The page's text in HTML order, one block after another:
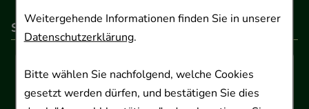
Weitergehende Informationen finden Sie in unserer
Datenschutzerklärung.
Bitte wählen Sie nachfolgend, welche Cookies
gesetzt werden dürfen, und bestätigen Sie dies
So können Sie bezahlen